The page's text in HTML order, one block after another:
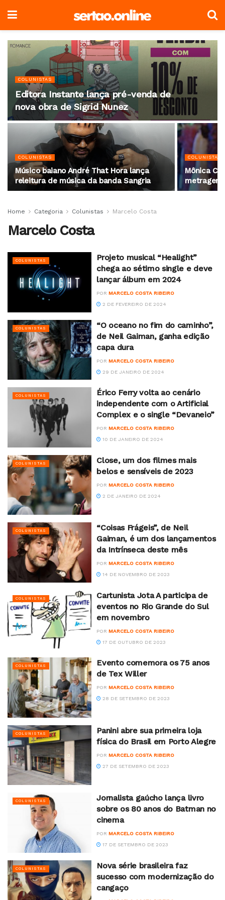
COLUNISTAS
Editora Instante lança pré-venda de
nova obra de Sigrid Nunez
COLUNISTAS
Músico baiano André That Hora lança
releitura de música da banda Sangria
COLUNISTAS
Mônica
metragem
Home Categoria Colunistas Marcelo Costa
Marcelo Costa
COLUNISTAS
Projeto musical “Healight”
chega ao sétimo single e deve
lançar álbum em 2024
POR MARCELO COSTA RIBEIRO
2 DE FEVEREIRO DE 2024
COLUNISTAS
“O oceano no fim do caminho”,
de Neil Gaiman, ganha edição
capa dura
POR MARCELO COSTA RIBEIRO
29 DE JANEIRO DE 2024
COLUNISTAS
Érico Ferry volta ao cenário
independente com o Artificial
Complex e o single “Devaneio”
POR MARCELO COSTA RIBEIRO
10 DE JANEIRO DE 2024
COLUNISTAS
Close, um dos filmes mais
belos e sensíveis de 2023
POR MARCELO COSTA RIBEIRO
2 DE JANEIRO DE 2024
COLUNISTAS
“Coisas Frágeis”, de Neil
Gaiman, é um dos lançamentos
da Intrínseca deste mês
POR MARCELO COSTA RIBEIRO
14 DE NOVEMBRO DE 2023
COLUNISTAS
Cartunista Jota A participa de
eventos no Rio Grande do Sul
em novembro
POR MARCELO COSTA RIBEIRO
17 DE OUTUBRO DE 2023
COLUNISTAS
Evento comemora os 75 anos
de Tex Willer
POR MARCELO COSTA RIBEIRO
28 DE SETEMBRO DE 2023
COLUNISTAS
Panini abre sua primeira loja
física do Brasil em Porto Alegre
POR MARCELO COSTA RIBEIRO
27 DE SETEMBRO DE 2023
COLUNISTAS
Jornalista gaúcho lança livro
sobre os 80 anos do Batman no
cinema
POR MARCELO COSTA RIBEIRO
17 DE SETEMBRO DE 2023
COLUNISTAS
Nova série brasileira faz
sucesso com modernização do
cangaço